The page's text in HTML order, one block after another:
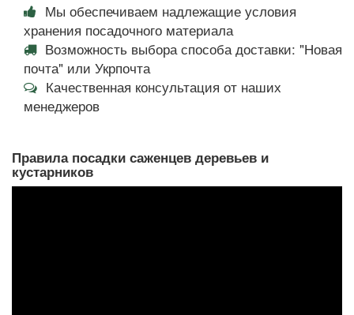
Мы обеспечиваем надлежащие условия
хранения посадочного материала
Возможность выбора способа доставки: "Новая
почта" или Укрпочта
Качественная консультация от наших
менеджеров
Правила посадки саженцев деревьев и
кустарников